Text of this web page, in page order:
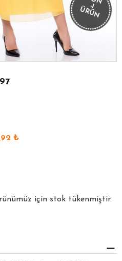
-1
ÜRÜN
₺
için stok tükenmiştir.